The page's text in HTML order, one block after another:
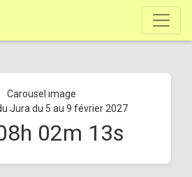
Jura du 5 au 9 février 2027
h 02m 13s